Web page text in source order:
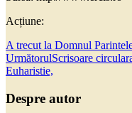
Acțiune:
A trecut la Domnul
UrmătorulScrisoare
Euharistie,
Despre autor